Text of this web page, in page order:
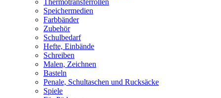
Thermotransferrollen
Speichermedien
Farbbänder
Zubehör
Schulbedarf
Hefte, Einbände
Schreiben
Malen, Zeichnen
Basteln
Penale, Schultaschen und Rucksäcke
Spiele